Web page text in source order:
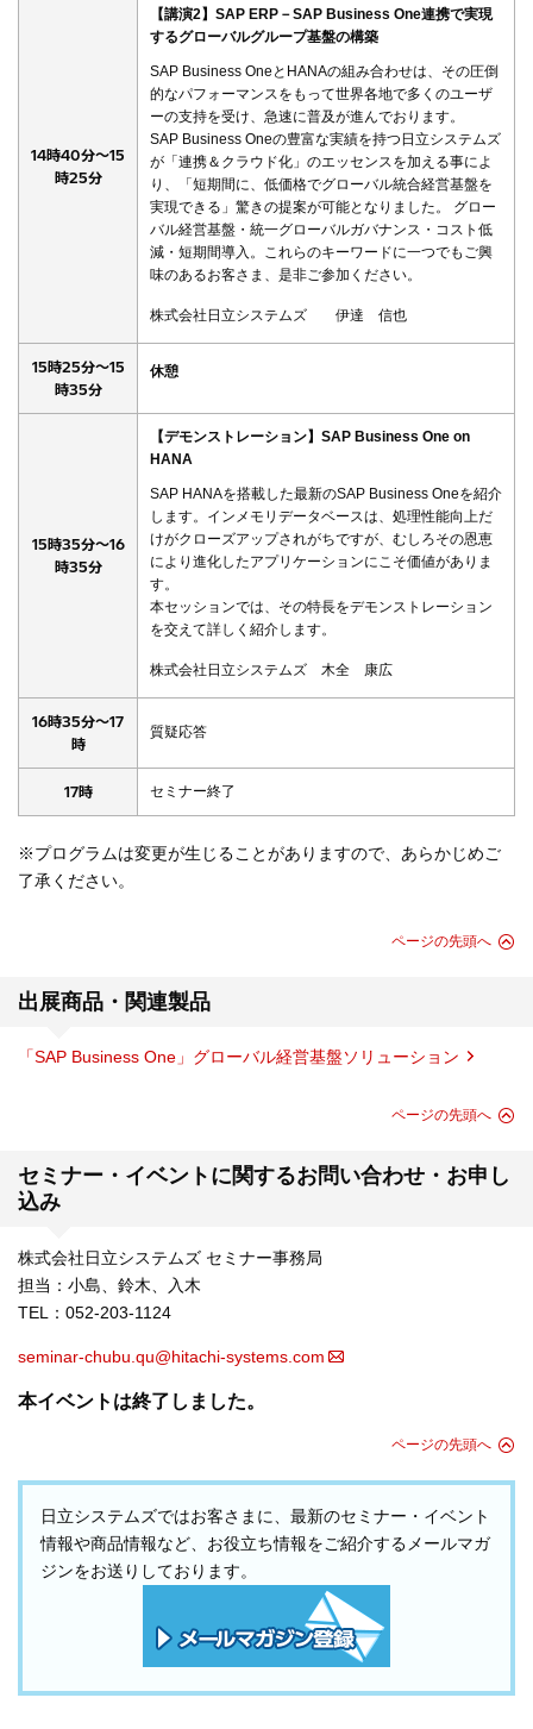
14時40分～15
時25分
【講演2】SAP ERP－SAP Business One連携で実現
するグローバルグループ基盤の構築
SAP Business OneとHANAの組み合わせは、その圧倒
的なパフォーマンスをもって世界各地で多くのユーザ
ーの支持を受け、急速に普及が進んでおります。
SAP Business Oneの豊富な実績を持つ日立システムズ
が「連携＆クラウド化」のエッセンスを加える事によ
り、「短期間に、低価格でグローバル統合経営基盤を
実現できる」驚きの提案が可能となりました。 グロー
バル経営基盤・統一グローバルガバナンス・コスト低
減・短期間導入。これらのキーワードに一つでもご興
味のあるお客さま、是非ご参加ください。
株式会社日立システムズ 伊達 信也
15時25分～15
時35分
休憩
15時35分～16
時35分
【デモンストレーション】SAP Business One on
HANA
SAP HANAを搭載した最新のSAP Business Oneを紹介
します。インメモリデータベースは、処理性能向上だ
けがクローズアップされがちですが、むしろその恩恵
により進化したアプリケーションにこそ価値がありま
す。
本セッションでは、その特長をデモンストレーション
を交えて詳しく紹介します。
株式会社日立システムズ 木全 康広
16時35分～17
時
質疑応答
17時 セミナー終了
※プログラムは変更が生じることがありますので、あらかじめご
了承ください。
ページの先頭へ
出展商品・関連製品
「SAP Business One」グローバル経営基盤ソリューション
ページの先頭へ
セミナー・イベントに関するお問い合わせ・お申し
込み
株式会社日立システムズ セミナー事務局
担当：小島、鈴木、入木
TEL：052-203-1124
seminar-chubu.qu@hitachi-systems.com
本イベントは終了しました。
ページの先頭へ
日立システムズではお客さまに、最新のセミナー・イベント
情報や商品情報など、お役立ち情報をご紹介するメールマガ
ジンをお送りしております。